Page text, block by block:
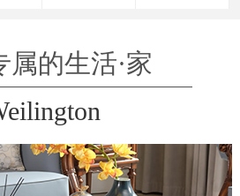
属的生活·家